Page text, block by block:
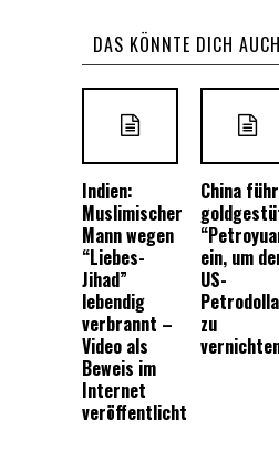
DAS KÖNNTE DICH
Indien:
Muslimischer
Mann wegen
“Liebes-
Jihad”
lebendig
verbrannt –
Video als
Beweis im
Internet
veröffentlicht
China
ein, um
US-
zu